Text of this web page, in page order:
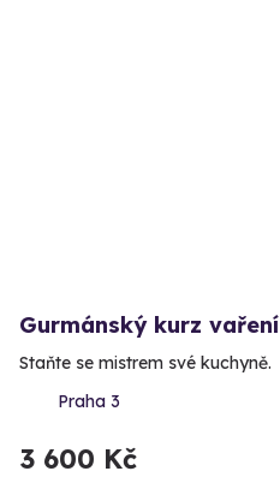
Gurmánský kurz vaření
Staňte se mistrem své kuchyně.
Praha 3
3 600 Kč